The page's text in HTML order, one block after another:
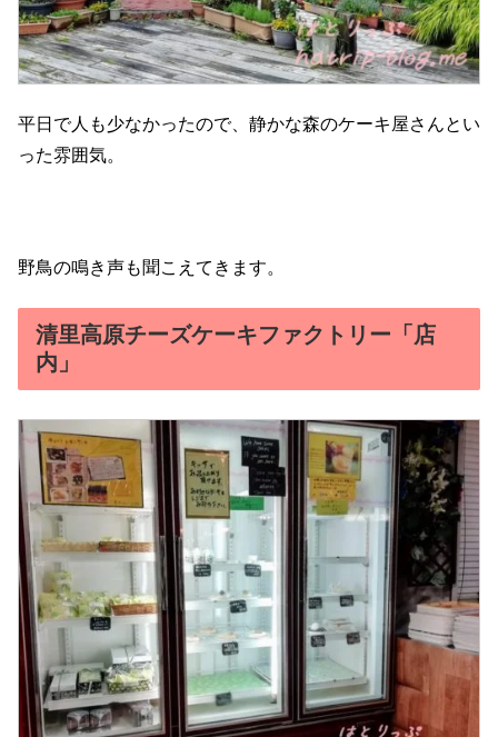
平日で人も少なかったので、静かな森のケーキ屋さんとい
った雰囲気。
野鳥の鳴き声も聞こえてきます。
清里高原チーズケーキファクトリー「店
内」